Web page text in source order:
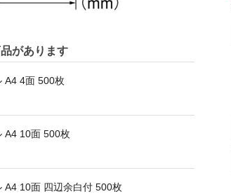
があります
A4 4面 500枚
A4 10面 500枚
A4 10面 四辺余白付 500枚